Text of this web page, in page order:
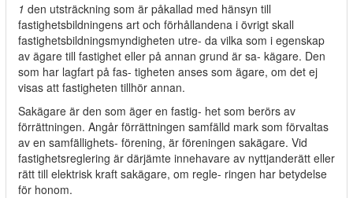
1 den utsträckning som är påkallad med hänsyn till
fastighetsbildningens art och förhållandena i övrigt skall
fastighetsbildningsmyndigheten utre- da vilka som i egenskap
av ägare till fastighet eller på annan grund är sa- kägare. Den
som har lagfart på fas- tigheten anses som ägare, om det ej
visas att fastigheten tillhör annan.
Sakägare är den som äger en fastig- het som berörs av
förrättningen. Angår förrättningen samfälld mark som förvaltas
av en samfällighets- förening, är föreningen sakägare. Vid
fastighetsreglering är därjämte innehavare av nyttjanderätt eller
rätt till elektrisk kraft sakägare, om regle- ringen har betydelse
för honom.